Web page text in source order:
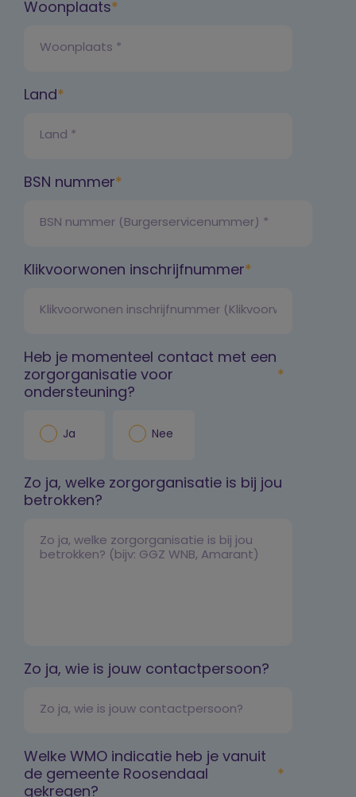
Woonplaats
Land
BSN nummer
Klikvoorwonen inschrijfnummer
Heb je momenteel contact met een
zorgorganisatie voor
ondersteuning?
Ja Nee
Zo ja, welke zorgorganisatie is bij jou
betrokken?
Zo ja, wie is jouw contactpersoon?
Welke WMO indicatie heb je vanuit
de gemeente Roosendaal
gekregen?